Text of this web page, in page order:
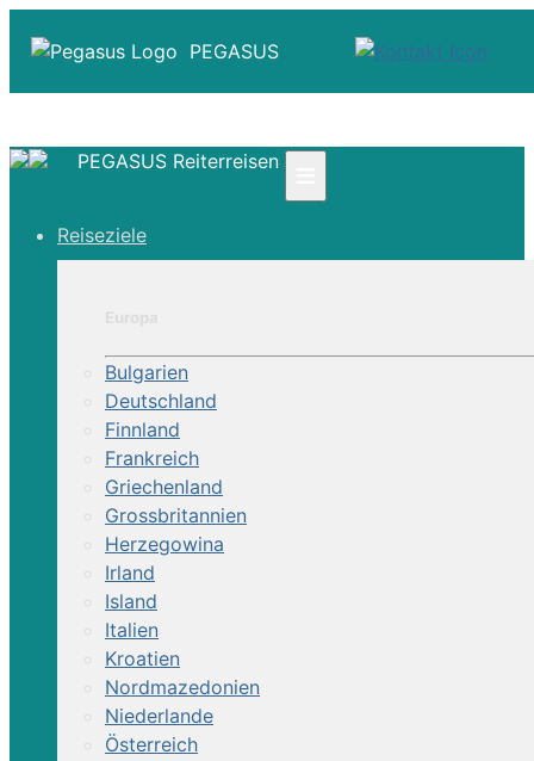
PEGASUS
☎ Deutschland 0800 - 505 18 01
Über Uns
PEGASUS Reiterreisen
Reiseziele
Bulgarien
Deutschland
Finnland
Frankreich
Griechenland
Grossbritannien
Herzegowina
Irland
Island
Italien
Kroatien
Nordmazedonien
Niederlande
Österreich